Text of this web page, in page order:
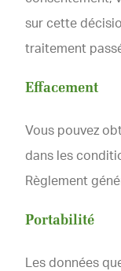
sur cette
traitement
Effacement
Vous pouvez
dans les
Règlement
Portabilité
Les données